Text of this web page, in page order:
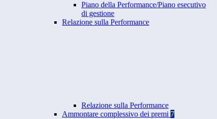
Piano della Performance/Piano esecutivo
di gestione
Relazione sulla Performance
Relazione sulla Performance
Ammontare complessivo dei premi 7